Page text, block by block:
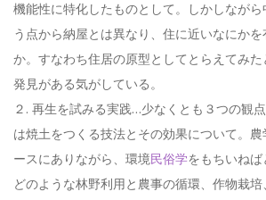
機能性に特化したものとして。しかしなが
う点から納屋とは異なり、住に近いなにか
か。すなわち住居の原型としてとらえてみ
発見がある気がしている。
２. 再生を試みる実践…少なくとも３つの観
は焼土をつくる技法とその効果について。
ースにありながら、環境民俗学をもちいねば
どのような林野利用と農事の循環、作物栽